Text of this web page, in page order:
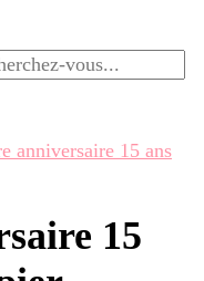
anniversaire 15 ans
15